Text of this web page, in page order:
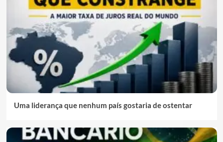
Uma liderança que nenhum país gostaria de ostentar